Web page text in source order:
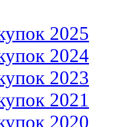
2025
2024
2023
2021
2020